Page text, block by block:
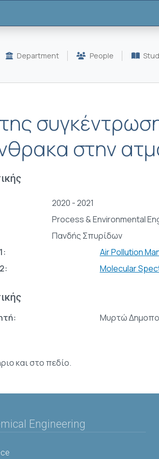
Department People
στην
2020 - 2021
Process & Environmental
Πανδής Σπυρίδων
Air Pollution
Molecular
Μυρτώ
και στο πεδίο.
Engineering